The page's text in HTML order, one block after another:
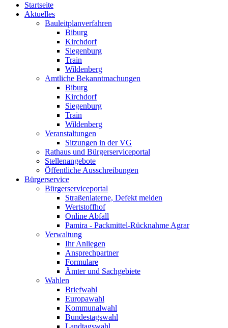
Startseite
Aktuelles
Bauleitplanverfahren
Biburg
Kirchdorf
Siegenburg
Train
Wildenberg
Amtliche Bekanntmachungen
Biburg
Kirchdorf
Siegenburg
Train
Wildenberg
Veranstaltungen
Sitzungen in der VG
Rathaus und Bürgerserviceportal
Stellenangebote
Öffentliche Ausschreibungen
Bürgerservice
Bürgerserviceportal
Straßenlaterne, Defekt melden
Wertstoffhof
Online Abfall
Pamira - Packmittel-Rücknahme Agrar
Verwaltung
Ihr Anliegen
Ansprechpartner
Formulare
Ämter und Sachgebiete
Wahlen
Briefwahl
Europawahl
Kommunalwahl
Bundestagswahl
Landtagswahl